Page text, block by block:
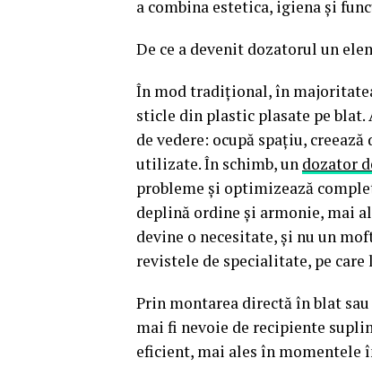
a combina estetica, igiena și
De ce a devenit dozatorul un
În mod tradițional, în
sticle din plastic plasate pe
de vedere: ocupă spațiu,
utilizate. În schimb, un dozator
probleme și optimizează
deplină ordine și armonie, mai
devine o necesitate, și nu un
revistele de specialitate, pe
Prin montarea directă în blat
mai fi nevoie de recipiente
eficient, mai ales în momentele